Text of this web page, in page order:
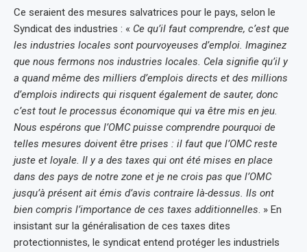
Ce seraient des mesures salvatrices pour le pays, selon le
Syndicat des industries : « Ce qu’il faut comprendre, c’est que
les industries locales sont pourvoyeuses d’emploi. Imaginez
que nous fermons nos industries locales. Cela signifie qu’il y
a quand même des milliers d’emplois directs et des millions
d’emplois indirects qui risquent également de sauter, donc
c’est tout le processus économique qui va être mis en jeu.
Nous espérons que l’OMC puisse comprendre pourquoi de
telles mesures doivent être prises : il faut que l’OMC reste
juste et loyale. Il y a des taxes qui ont été mises en place
dans des pays de notre zone et je ne crois pas que l’OMC
jusqu’à présent ait émis d’avis contraire là-dessus. Ils ont
bien compris l’importance de ces taxes additionnelles. » En
insistant sur la généralisation de ces taxes dites
protectionnistes, le syndicat entend protéger les industriels